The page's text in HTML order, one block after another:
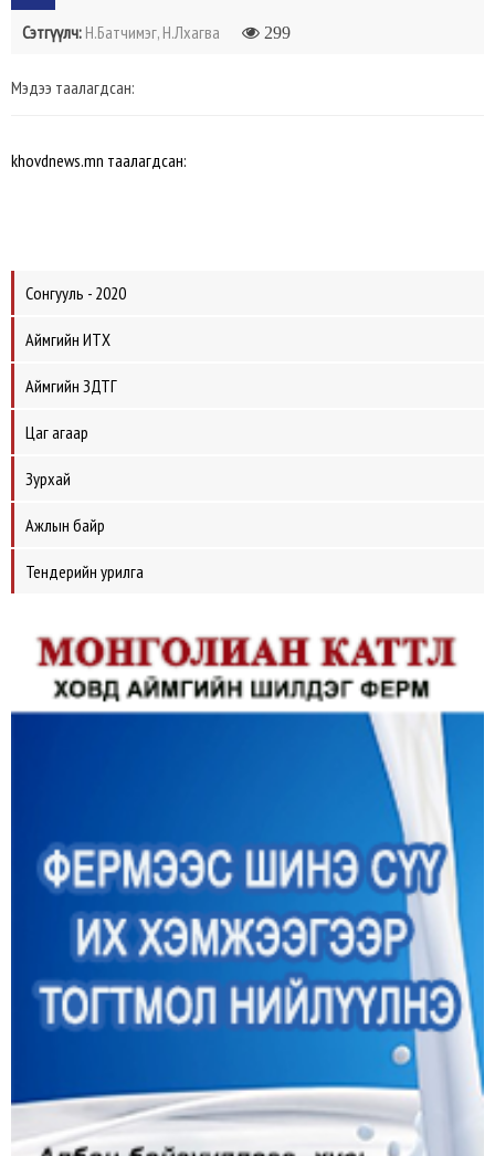
Сэтгүүлч: Н.Батчимэг, Н.Лхагва 299
Мэдээ таалагдсан:
khovdnews.mn таалагдсан:
Сонгууль - 2020
Аймгийн ИТХ
Аймгийн ЗДТГ
Цаг агаар
Зурхай
Ажлын байр
Тендерийн урилга